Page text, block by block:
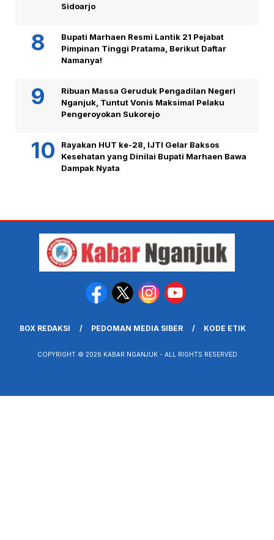
Sidoarjo
Bupati Marhaen Resmi Lantik 21 Pejabat
Pimpinan Tinggi Pratama, Berikut Daftar
Namanya!
Ribuan Massa Geruduk Pengadilan Negeri
Nganjuk, Tuntut Vonis Maksimal Pelaku
Pengeroyokan Sukorejo
Rayakan HUT ke-28, IJTI Gelar Baksos
Kesehatan yang Dinilai Bupati Marhaen Bawa
Dampak Nyata
BOX REDAKSI PEDOMAN MEDIA SIBER KODE ETIK
COPYRIGHT © 2026 KABAR NGANJUK - ALL RIGHTS RESERVED